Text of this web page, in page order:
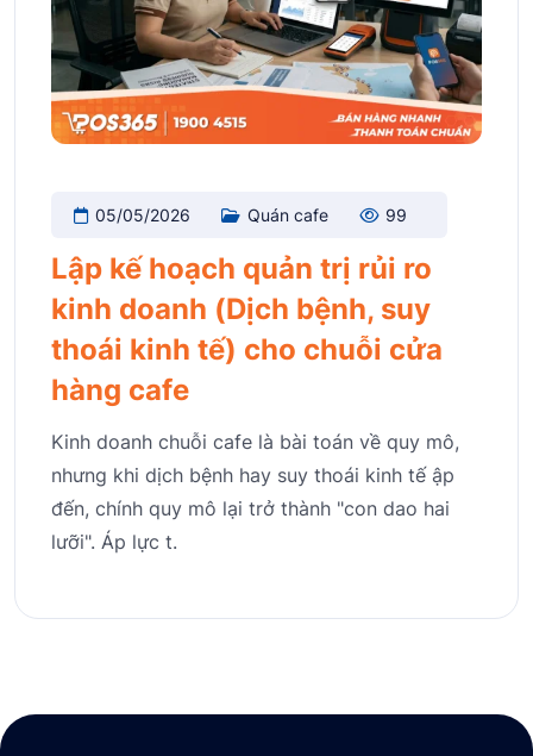
05/05/2026 Quán cafe 99
Lập kế hoạch quản trị rủi ro
kinh doanh (Dịch bệnh, suy
thoái kinh tế) cho chuỗi cửa
hàng cafe
Kinh doanh chuỗi cafe là bài toán về quy mô,
nhưng khi dịch bệnh hay suy thoái kinh tế ập
đến, chính quy mô lại trở thành "con dao hai
lưỡi". Áp lực t.